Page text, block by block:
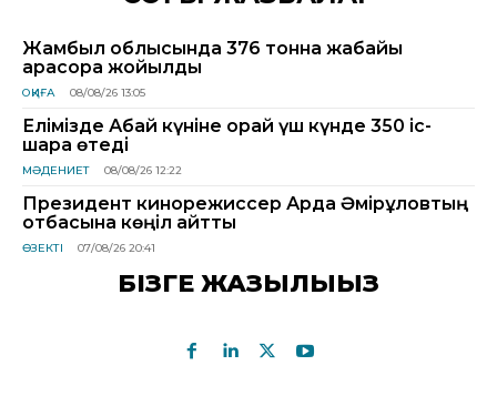
Жамбыл облысында 376 тонна жабайы
қарасора жойылды
ОҚИҒА 08/08/26 13:05
Елімізде Абай күніне орай үш күнде 350 іс-
шара өтеді
МӘДЕНИЕТ 08/08/26 12:22
Президент кинорежиссер Ардақ Әмірқұловтың
отбасына көңіл айтты
ӨЗЕКТІ 07/08/26 20:41
БІЗГЕ ЖАЗЫЛЫҢЫЗ